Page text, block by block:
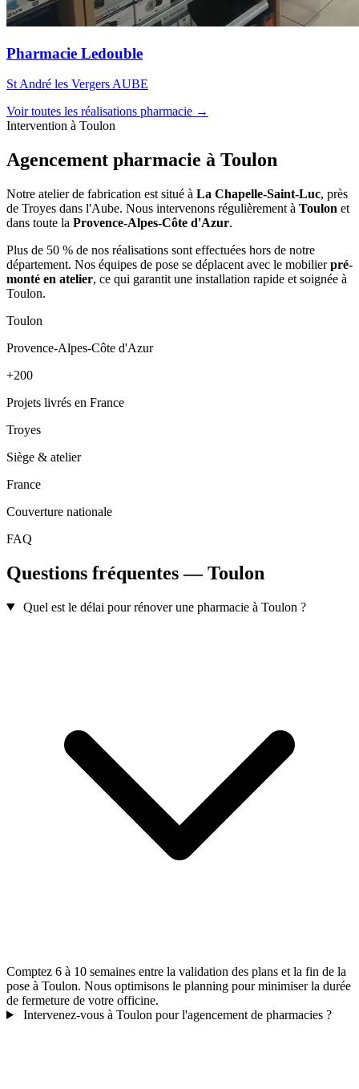
Pharmacie Ledouble
St André les Vergers AUBE
Voir toutes les réalisations pharmacie →
Intervention à Toulon
Agencement pharmacie à Toulon
Notre atelier de fabrication est situé à La Chapelle-Saint-Luc, près
de Troyes dans l'Aube. Nous intervenons régulièrement à Toulon et
dans toute la Provence-Alpes-Côte d'Azur.
Plus de 50 % de nos réalisations sont effectuées hors de notre
département. Nos équipes de pose se déplacent avec le mobilierpré-
monté en atelier, ce qui garantit une installation rapide et soignée à
Toulon.
Toulon
Provence-Alpes-Côte d'Azur
+200
Projets livrés en France
Troyes
Siège & atelier
France
Couverture nationale
FAQ
Questions fréquentes — Toulon
Quel est le délai pour rénover une pharmacie à Toulon ?
Comptez 6 à 10 semaines entre la validation des plans et la fin de la
pose à Toulon. Nous optimisons le planning pour minimiser la durée
de fermeture de votre officine.
Intervenez-vous à Toulon pour l'agencement de pharmacies ?